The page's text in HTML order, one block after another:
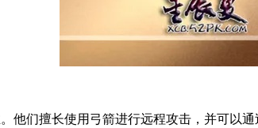
们擅长使用弓箭进行远程攻击，并可以